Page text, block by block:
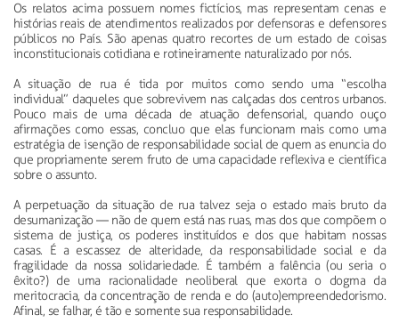
Os relatos acima possuem nomes fictícios, mas representam cenas e
histórias reais de atendimentos realizados por defensoras e defensores
públicos no País. São apenas quatro recortes de um estado de coisas
inconstitucionais cotidiana e rotineiramente naturalizado por nós.
A situação de rua é tida por muitos como sendo uma “escolha
individual” daqueles que sobrevivem nas calçadas dos centros urbanos.
Pouco mais de uma década de atuação defensorial, quando ouço
afirmações como essas, concluo que elas funcionam mais como uma
estratégia de isenção de responsabilidade social de quem as enuncia do
que propriamente serem fruto de uma capacidade reflexiva e científica
sobre o assunto.
A perpetuação da situação de rua talvez seja o estado mais bruto da
desumanização — não de quem está nas ruas, mas dos que compõem o
sistema de justiça, os poderes instituídos e dos que habitam nossas
casas. É a escassez de alteridade, da responsabilidade social e da
fragilidade da nossa solidariedade. É também a falência (ou seria o
êxito?) de uma racionalidade neoliberal que exorta o dogma da
meritocracia, da concentração de renda e do (auto)empreendedorismo.
Afinal, se falhar, é tão e somente sua responsabilidade.